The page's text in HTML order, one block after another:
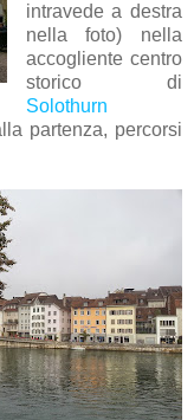
intravede a destra
nella foto) nella
accogliente centro
storico di
Solothurn
partenza, percorsi